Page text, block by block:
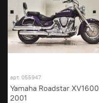
арт. 055947
Yamaha Roadstar XV1600
2001